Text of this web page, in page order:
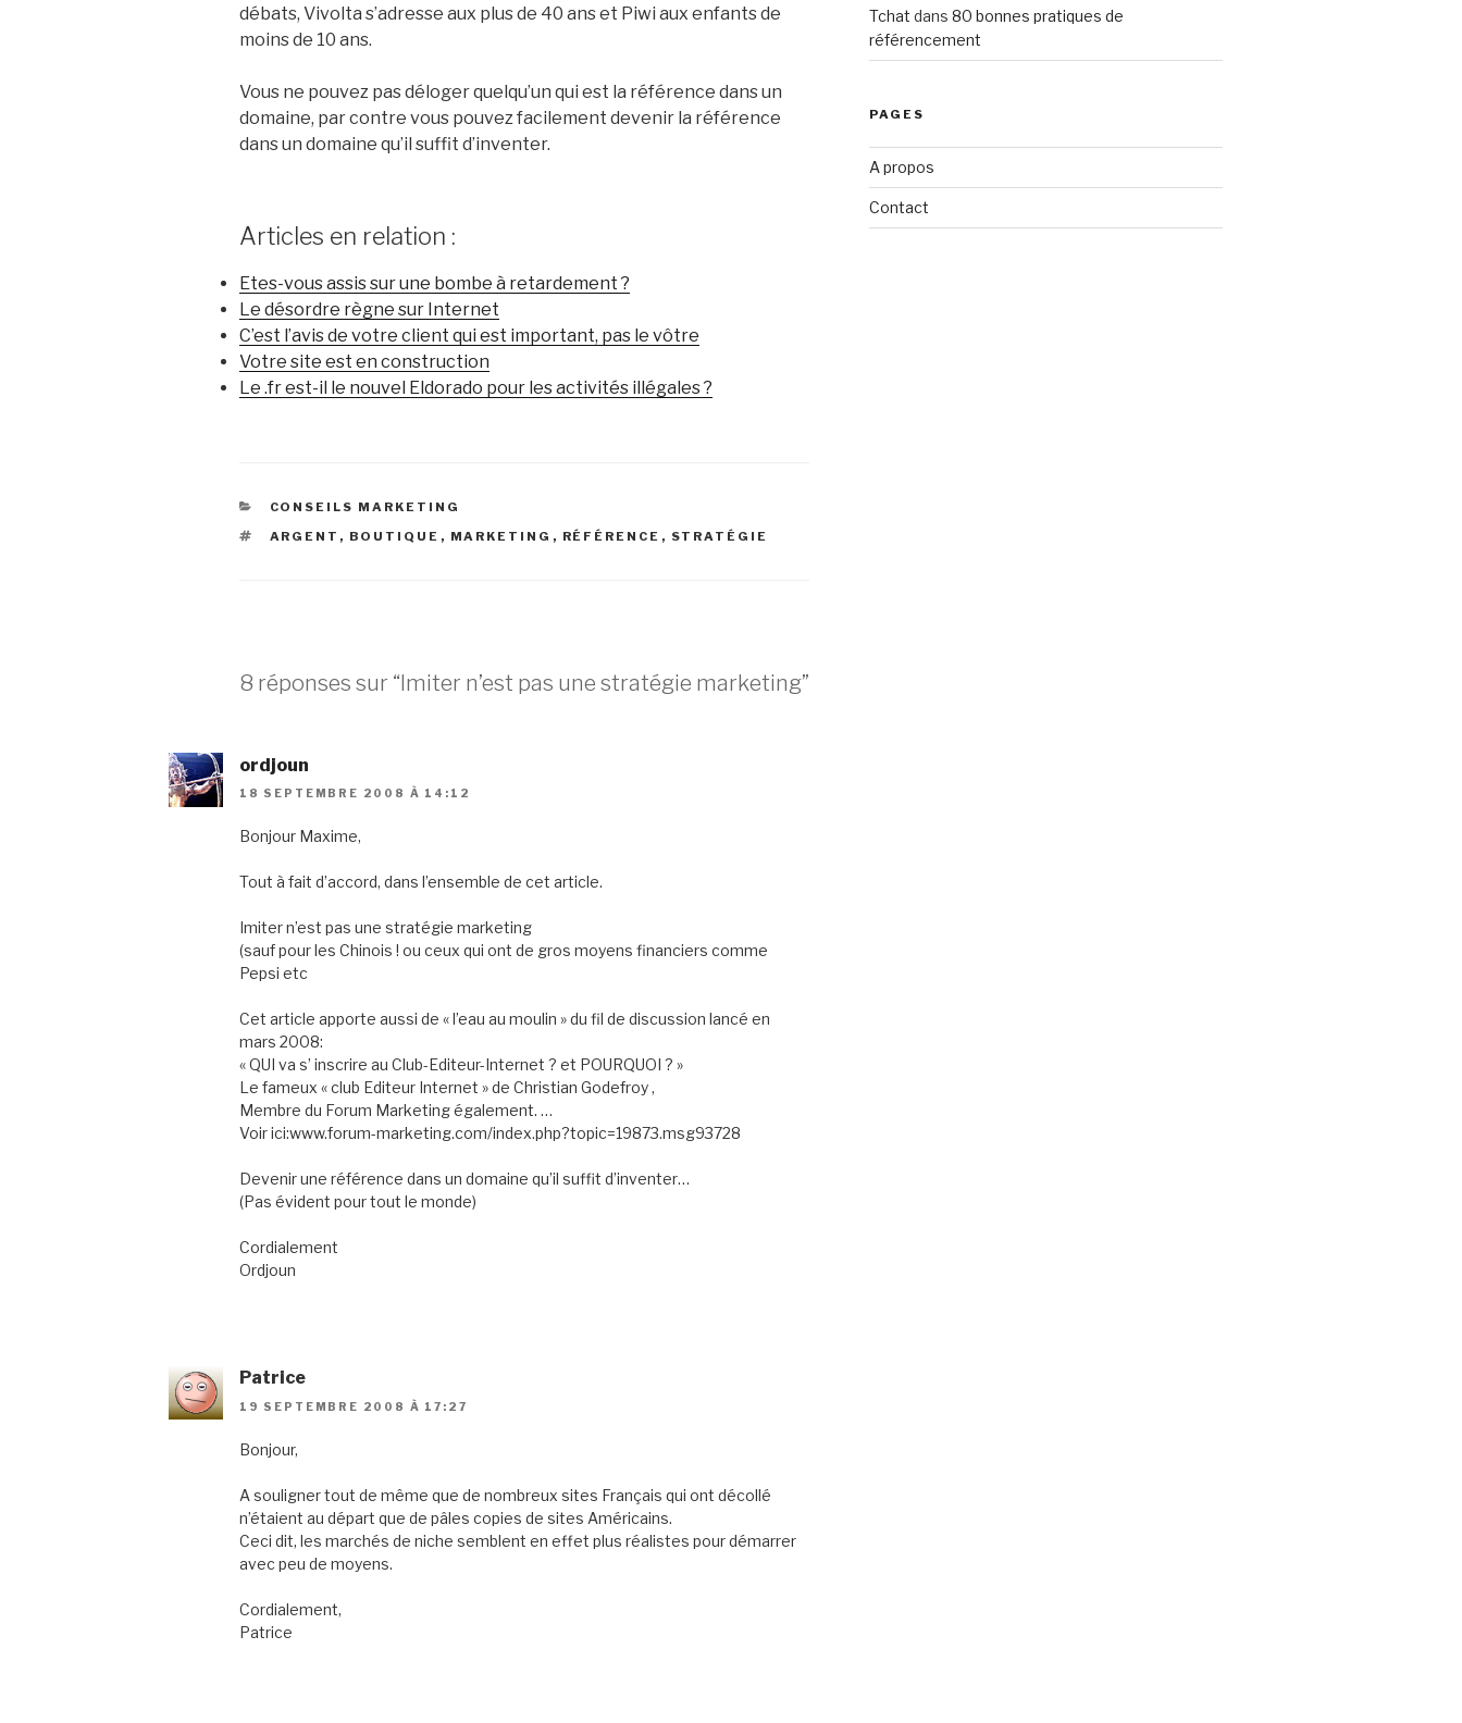
débats, Vivolta s’adresse aux plus de 40 ans et Piwi aux enfants de
moins de 10 ans.
Vous ne pouvez pas déloger quelqu’un qui est la référence dans un
domaine, par contre vous pouvez facilement devenir la référence
dans un domaine qu’il suffit d’inventer.
Articles en relation :
Etes-vous assis sur une bombe à retardement ?
Le désordre règne sur Internet
C’est l’avis de votre client qui est important, pas le vôtre
Votre site est en construction
Le .fr est-il le nouvel Eldorado pour les activités illégales ?
CATÉGORIES
CONSEILS MARKETING
ÉTIQUETTES
ARGENT , BOUTIQUE , MARKETING , RÉFÉRENCE , STRATÉGIE
8 réponses sur “Imiter n’est pas une stratégie marketing”
ordjoun
18 SEPTEMBRE 2008 À 14:12
Bonjour Maxime,
Tout à fait d’accord, dans l’ensemble de cet article.
Imiter n’est pas une stratégie marketing
(sauf pour les Chinois ! ou ceux qui ont de gros moyens financiers comme
Pepsi etc
Cet article apporte aussi de « l’eau au moulin » du fil de discussion lancé en
mars 2008:
« QUI va s’ inscrire au Club-Editeur-Internet ? et POURQUOI ? »
Le fameux « club Editeur Internet » de Christian Godefroy ,
Membre du Forum Marketing également. …
Voir ici:www.forum-marketing.com/index.php?topic=19873.msg93728
Devenir une référence dans un domaine qu’il suffit d’inventer…
(Pas évident pour tout le monde)
Cordialement
Ordjoun
Patrice
19 SEPTEMBRE 2008 À 17:27
Bonjour,
A souligner tout de même que de nombreux sites Français qui ont décollé
n’étaient au départ que de pâles copies de sites Américains.
Ceci dit, les marchés de niche semblent en effet plus réalistes pour démarrer
avec peu de moyens.
Cordialement,
Patrice
Tchat dans 80 bonnes pratiques de
référencement
PAGES
A propos
Contact